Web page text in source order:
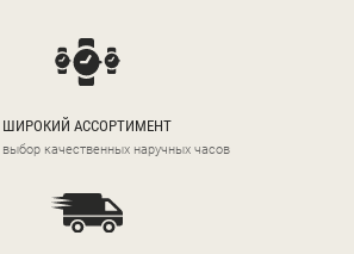
ШИРОКИЙ АССОРТИМЕНТ
качественных наручных часов